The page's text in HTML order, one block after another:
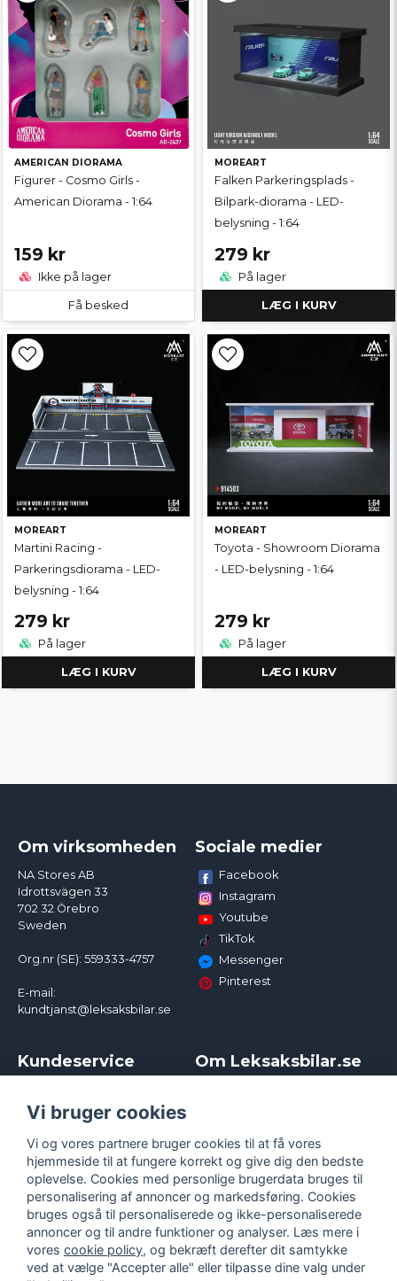
AMERICAN DIORAMA
Figurer - Cosmo Girls -
American Diorama - 1:64
159 kr
Ikke på lager
Få besked
MOREART
Falken Parkeringsplads -
Bilpark-diorama - LED-
belysning - 1:64
279 kr
På lager
LÆG I KURV
MOREART
Martini Racing -
Parkeringsdiorama - LED-
belysning - 1:64
279 kr
På lager
LÆG I KURV
MOREART
Toyota - Showroom Diorama
- LED-belysning - 1:64
279 kr
På lager
LÆG I KURV
Om virksomheden
NA Stores AB
Idrottsvägen 33
702 32 Örebro
Sweden
Org.nr (SE): 559333-4757
E-mail:
kundtjanst@leksaksbilar.se
Sociale medier
Facebook
Instagram
Youtube
TikTok
Messenger
Pinterest
Kundeservice
Kampagner og rabatter
Reklamation
Policy chase cars
Returnera
Logga in
Om Leksaksbilar.se
Handelsbetingelser
Persondatapolitik
Cookies
Vi bruger cookies
Vi og vores partnere bruger cookies til at få vores
hjemmeside til at fungere korrekt og give dig den bedste
oplevelse. Cookies med personlige brugerdata bruges til
personalisering af annoncer og markedsføring. Cookies
bruges også til personaliserede og ikke-personaliserede
annoncer og til andre funktioner og analyser. Læs mere i
vores cookie policy, og bekræft derefter dit samtykke
ved at vælge "Accepter alle" eller tilpasse dine valg under